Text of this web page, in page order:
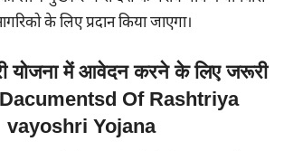
के लिए प्रदान किया जाएगा।
योजना में आवेदन करने के लिए जरूरी
Dacumentsd Of Rashtriya
vayoshri Yojana